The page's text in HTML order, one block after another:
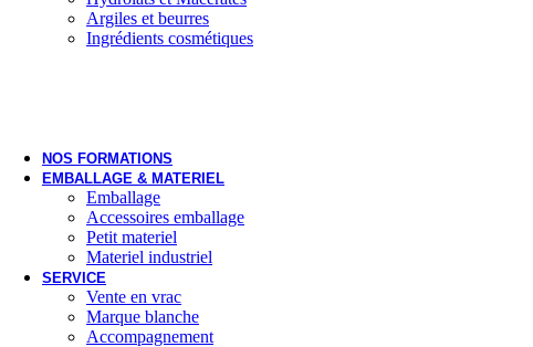
Argiles et beurres
Ingrédients cosmétiques
NOS FORMATIONS
EMBALLAGE & MATERIEL
Emballage
Accessoires emballage
Petit materiel
Materiel industriel
SERVICE
Vente en vrac
Marque blanche
Accompagnement